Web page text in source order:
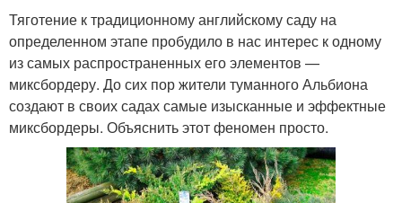
Тяготение к традиционному английскому саду на
определенном этапе пробудило в нас интерес к одному
из самых распространенных его элементов —
миксбордеру. До сих пор жители туманного Альбиона
создают в своих садах самые изысканные и эффектные
миксбордеры. Объяснить этот феномен просто.